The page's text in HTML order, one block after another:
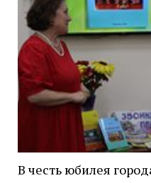
В честь юбилея